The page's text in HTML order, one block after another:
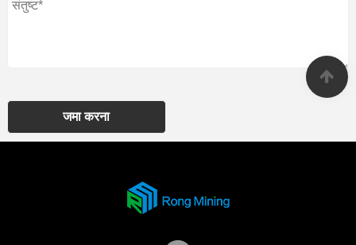
जमा करना